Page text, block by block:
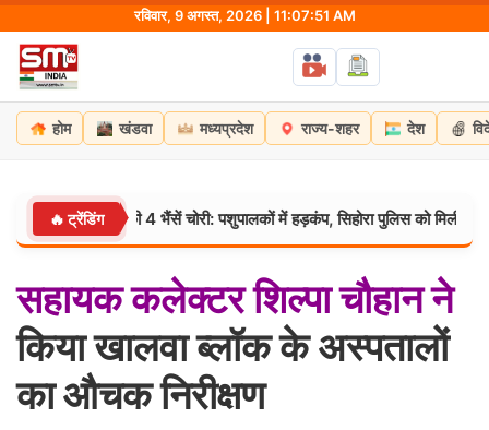
content
रविवार, 9 अगस्त, 2026 | 11:07:52 AM
होम खंडवा मध्यप्रदेश राज्य-शहर देश
🔥 ट्रेंडिंग
की 4 भैंसें चोरी: पशुपालकों में हड़कंप, सिहोरा पुलिस को मिली चुनौती
सहायककलेक्टरशिल्पाचौहानने
किया खालवा ब्लॉक के अस्पतालों
का औचक निरीक्षण